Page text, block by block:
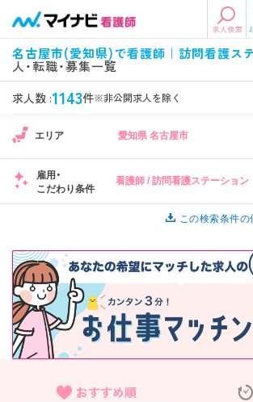
名古屋市(愛知県)で看護師｜訪問看護ス
人・転職・募集一覧
求人数 :1143件※非公開求人を除く
エリアから探す
エリアから探す
関東 北陸・信越
東海 関西
九州・沖縄
希望の求人条件を選択
資格 1 勤務形態
施設形態 1
病院、クリニック・診療所など 病棟、外来など
美容外科、
循環器内科など
未経験歓迎、
土日祝休みなど
年収
年収500万円以上など 正社員、契約社
フリーワード検索
エリア 愛知県 名古屋市
雇用・
こだわり条件
看護師 / 訪問看護ステーション
この検索条件の
おすすめ順